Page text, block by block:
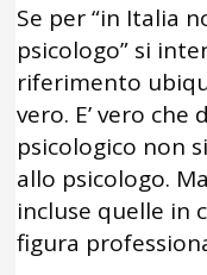
Se per “in Italia
psicologo” si
riferimento
vero. E’ vero
psicologico non
allo psicologo.
incluse quelle in
figura